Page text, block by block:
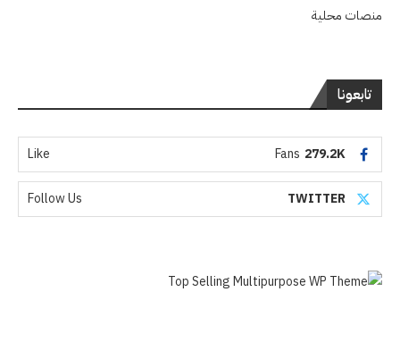
منصات محلية
تابعونا
279.2K
Fans
Like
TWITTER
Follow Us